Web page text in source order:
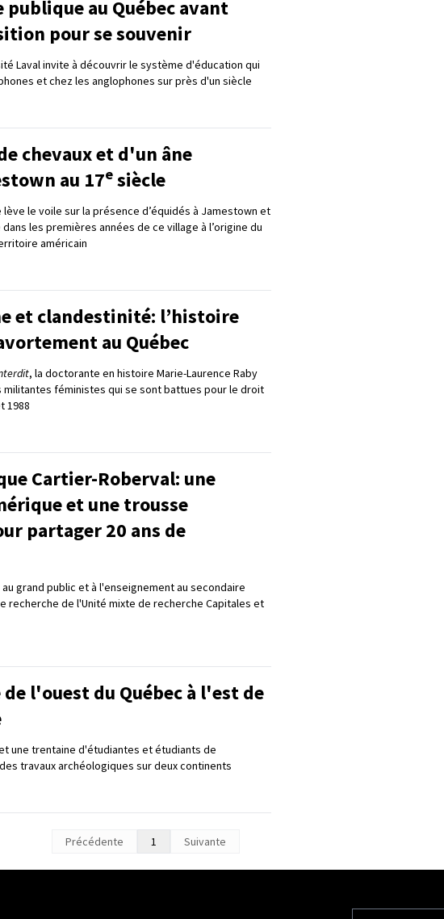
au Québec avant
pour se souvenir
Laval invite à découvrir le système d'éducation qui
et chez les anglophones sur près d'un siècle
chevaux et d'un âne
au 17e siècle
le voile sur la présence d’équidés à Jamestown et
les premières années de ce village à l’origine du
américain
et clandestinité: l’histoire
au Québec
, la doctorante en histoire Marie-Laurence Raby
militantes féministes qui se sont battues pour le droit
1988
Cartier-Roberval: une
et une trousse
partager 20 ans de
grand public et à l'enseignement au secondaire
recherche de l'Unité mixte de recherche Capitales et
l'ouest du Québec à l'est de
une trentaine d'étudiantes et étudiants de
travaux archéologiques sur deux continents
Précédente 1 Suivante